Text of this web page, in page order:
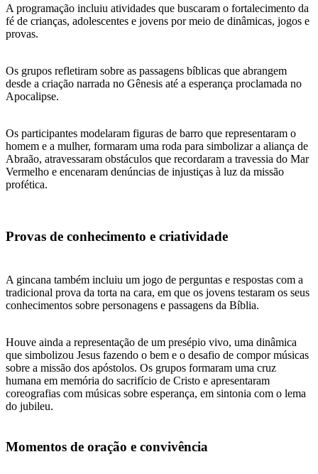
A programação incluiu atividades que buscaram o fortalecimento da
fé de crianças, adolescentes e jovens por meio de dinâmicas, jogos e
provas.
Os grupos refletiram sobre as passagens bíblicas que abrangem
desde a criação narrada no Gênesis até a esperança proclamada no
Apocalipse.
Os participantes modelaram figuras de barro que representaram o
homem e a mulher, formaram uma roda para simbolizar a aliança de
Abraão, atravessaram obstáculos que recordaram a travessia do Mar
Vermelho e encenaram denúncias de injustiças à luz da missão
profética.
Provas de conhecimento e criatividade
A gincana também incluiu um jogo de perguntas e respostas com a
tradicional prova da torta na cara, em que os jovens testaram os seus
conhecimentos sobre personagens e passagens da Bíblia.
Houve ainda a representação de um presépio vivo, uma dinâmica
que simbolizou Jesus fazendo o bem e o desafio de compor músicas
sobre a missão dos apóstolos. Os grupos formaram uma cruz
humana em memória do sacrifício de Cristo e apresentaram
coreografias com músicas sobre esperança, em sintonia com o lema
do jubileu.
Momentos de oração e convivência